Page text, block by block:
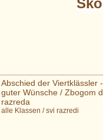
Abschied der Viertklässler
guter Wünsche / Zbogom
razreda
alle Klassen / svi razredi